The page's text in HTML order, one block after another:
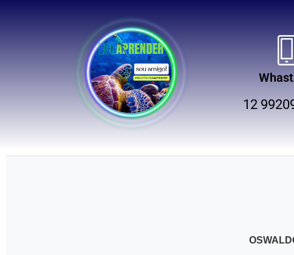
12